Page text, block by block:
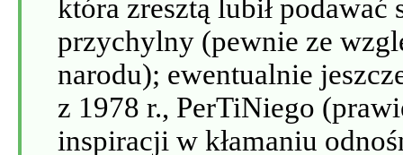
która zresztą lubił podawać
przychylny (pewnie ze
narodu); ewentualnie
z 1978 r., PerTiNiego
inspiracji w kłamaniu